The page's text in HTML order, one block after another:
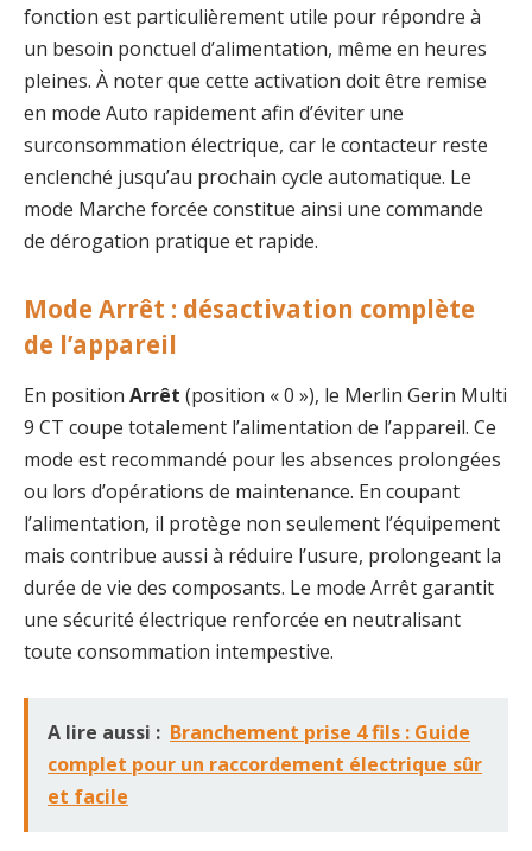
fonction est particulièrement utile pour répondre à
un besoin ponctuel d’alimentation, même en heures
pleines. À noter que cette activation doit être remise
en mode Auto rapidement afin d’éviter une
surconsommation électrique, car le contacteur reste
enclenché jusqu’au prochain cycle automatique. Le
mode Marche forcée constitue ainsi une commande
de dérogation pratique et rapide.
Mode Arrêt : désactivation complète
de l’appareil
En position Arrêt (position « 0 »), le Merlin Gerin Multi
9 CT coupe totalement l’alimentation de l’appareil. Ce
mode est recommandé pour les absences prolongées
ou lors d’opérations de maintenance. En coupant
l’alimentation, il protège non seulement l’équipement
mais contribue aussi à réduire l’usure, prolongeant la
durée de vie des composants. Le mode Arrêt garantit
une sécurité électrique renforcée en neutralisant
toute consommation intempestive.
A lire aussi : Branchement prise 4 fils : Guide
complet pour un raccordement électrique sûr
et facile